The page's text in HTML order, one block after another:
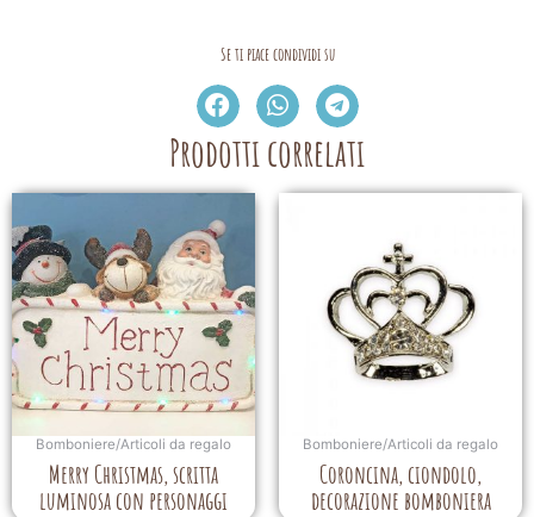
Se ti piace condividi su
Prodotti correlati
Bomboniere/Articoli da regalo
Merry Christmas, scritta
luminosa con personaggi
Bomboniere/Articoli da regalo
Coroncina, ciondolo,
decorazione bomboniera